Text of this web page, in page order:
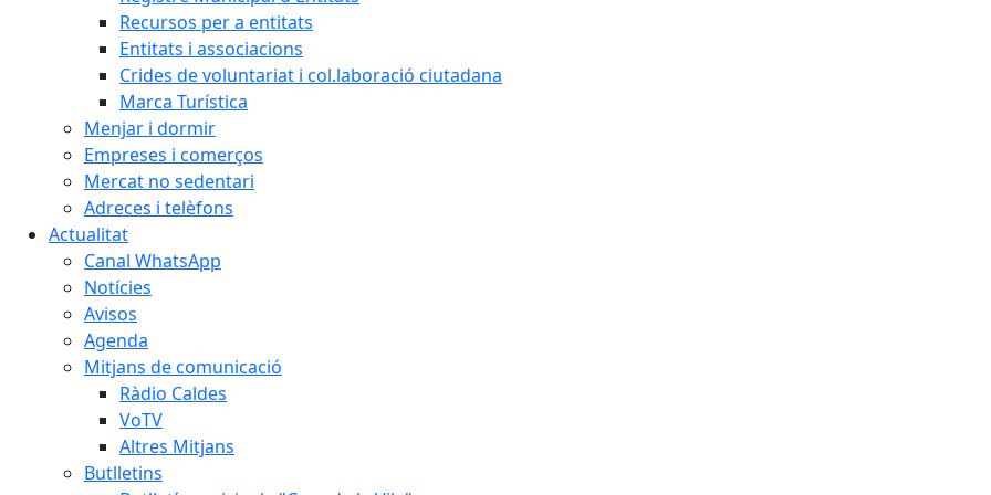
Recursos per a entitats
Entitats i associacions
Crides de voluntariat i col.laboració ciutadana
Marca Turística
Menjar i dormir
Empreses i comerços
Mercat no sedentari
Adreces i telèfons
Actualitat
Canal WhatsApp
Notícies
Avisos
Agenda
Mitjans de comunicació
Ràdio Caldes
VoTV
Altres Mitjans
Butlletins